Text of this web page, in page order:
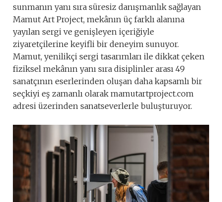
sunmanın yanı sıra süresiz danışmanlık sağlayan
Mamut Art Project, mekânın üç farklı alanına
yayılan sergi ve genişleyen içeriğiyle
ziyaretçilerine keyifli bir deneyim sunuyor.
Mamut, yenilikçi sergi tasarımları ile dikkat çeken
fiziksel mekânın yanı sıra disiplinler arası 49
sanatçının eserlerinden oluşan daha kapsamlı bir
seçkiyi eş zamanlı olarak mamutartproject.com
adresi üzerinden sanatseverlerle buluşturuyor.